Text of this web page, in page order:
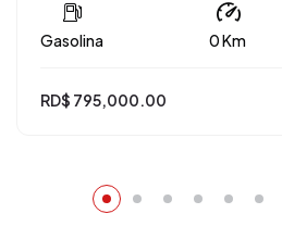
Gasolina 0 Km
RD$ 795,000.00